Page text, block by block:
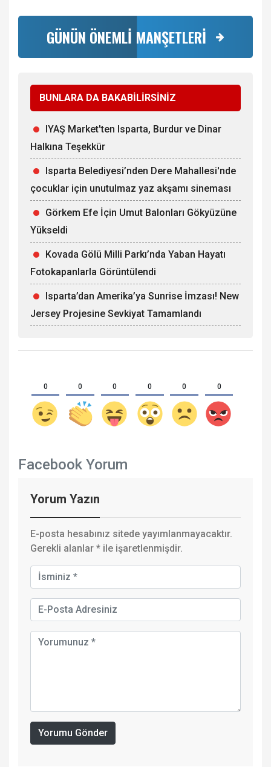
GÜNÜN ÖNEMLİ MANŞETLERİ
BUNLARA DA BAKABİLİRSİNİZ
IYAŞ Market'ten Isparta, Burdur ve Dinar
Halkına Teşekkür
Isparta Belediyesi’nden Dere Mahallesi'nde
çocuklar için unutulmaz yaz akşamı sineması
Görkem Efe İçin Umut Balonları Gökyüzüne
Yükseldi
Kovada Gölü Milli Parkı’nda Yaban Hayatı
Fotokapanlarla Görüntülendi
Isparta’dan Amerika’ya Sunrise İmzası! New
Jersey Projesine Sevkiyat Tamamlandı
0 0 0 0 0 0
Facebook Yorum
Yorum Yazın
E-posta hesabınız sitede yayımlanmayacaktır.
Gerekli alanlar * ile işaretlenmişdir.
Yorumu Gönder